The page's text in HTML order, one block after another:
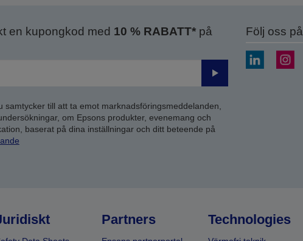
en kupongkod med 10 % RABATT*på
Skicka
till att ta emot marknadsföringsmeddelanden,
om Epsons produkter, evenemang och
baserat på dina inställningar och ditt beteende på
Följ oss på
Partners Technologies